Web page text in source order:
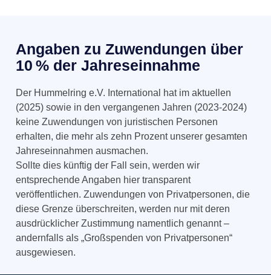
Angaben zu Zuwendungen über
10 % der Jahreseinnahme
Der Hummelring e.V. International
hat im aktuellen
(2025) sowie in den vergangenen Jahren (2023-2024)
keine Zuwendungen von juristischen Personen
erhalten, die mehr als zehn Prozent unserer gesamten
Jahreseinnahmen ausmachen.
Sollte dies künftig der Fall sein, werden wir
entsprechende Angaben hier transparent
veröffentlichen. Zuwendungen von Privatpersonen, die
diese Grenze überschreiten, werden nur mit deren
ausdrücklicher Zustimmung namentlich genannt –
andernfalls als „Großspenden von Privatpersonen“
ausgewiesen.